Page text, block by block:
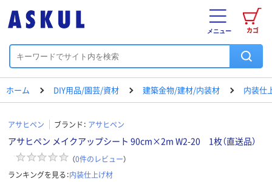
カゴ
メニュー
ホーム DIY用品/園芸/資材 建築金物/建材/内装材 内装仕
アサヒペン ブランド： アサヒペン
アサヒペン メイクアップシート 90cm×2m W2-20 1枚（直送品）
（0件のレビュー）
ランキングを見る：内装仕上げ材